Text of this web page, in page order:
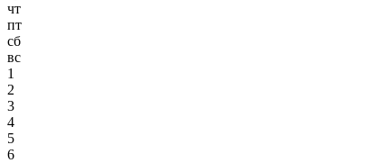
чт
пт
сб
вс
1
2
3
4
5
6